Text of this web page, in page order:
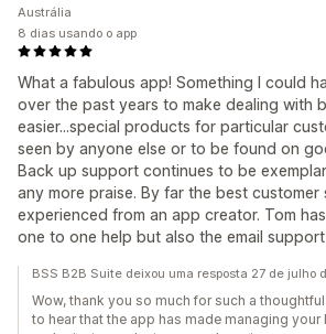
What a fabulous app! Something I could
over the past years to make dealing with
easier...special products for particular
seen by anyone else or to be found on
Back up support continues to be
any more praise. By far the best
experienced from an app creator. Tom
one to one help but also the email
Austrália
8 dias usando o app
BSS B2B Suite deixou uma resposta 27 de julho
Wow, thank you so much for such a
to hear that the app has made managing